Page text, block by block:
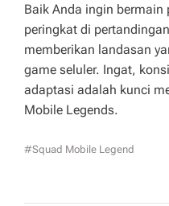
Baik Anda ingin
peringkat di
memberikan landasan
game seluler. Ingat,
adaptasi adalah kunci
Mobile Legends.
#squad Mobile Legend